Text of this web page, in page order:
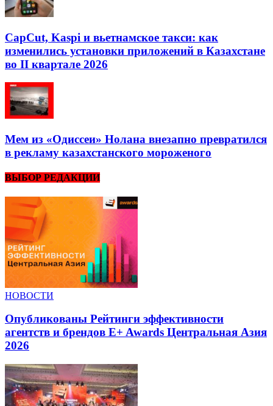
CapCut, Kaspi и вьетнамское такси: как
изменились установки приложений в Казахстане
во II квартале 2026
Мем из «Одиссеи» Нолана внезапно превратился
в рекламу казахстанского мороженого
ВЫБОР РЕДАКЦИИ
НОВОСТИ
Опубликованы Рейтинги эффективности
агентств и брендов E+ Awards Центральная Азия
2026